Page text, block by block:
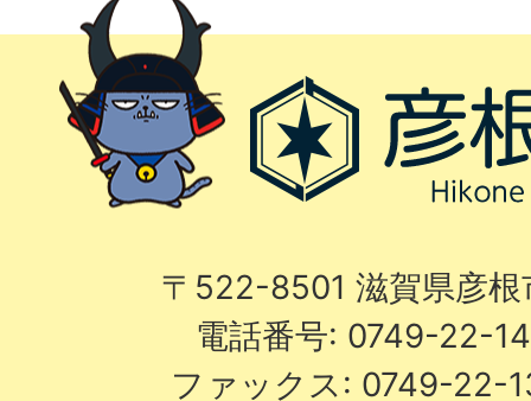
〒522-8501 滋賀県彦
電話番号: 0749-22-
ファックス: 0749-22-